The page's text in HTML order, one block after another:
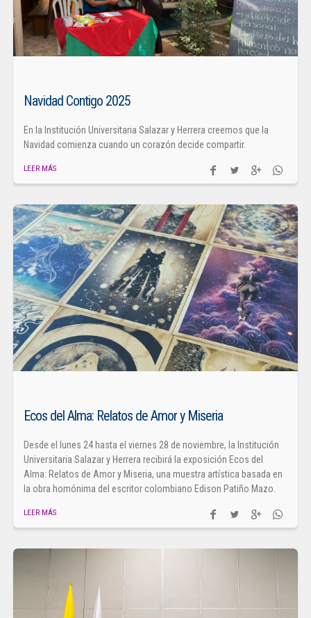
Navidad Contigo 2025
En la Institución Universitaria Salazar y Herrera creemos que la
Navidad comienza cuando un corazón decide compartir.
LEER MÁS
Ecos del Alma: Relatos de Amor y Miseria
Desde el lunes 24 hasta el viernes 28 de noviembre, la Institución
Universitaria Salazar y Herrera recibirá la exposición Ecos del
Alma: Relatos de Amor y Miseria, una muestra artística basada en
la obra homónima del escritor colombiano Edison Patiño Mazo.
LEER MÁS